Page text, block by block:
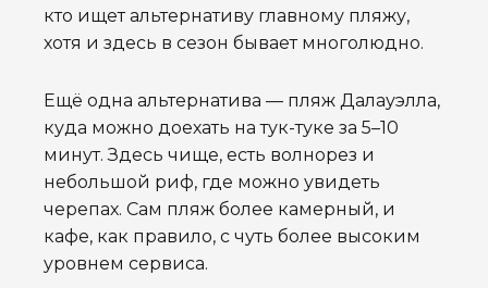
кто ищет альтернативу главному пляжу,
хотя и здесь в сезон бывает многолюдно.
Ещё одна альтернатива — пляж Далауэлла,
куда можно доехать на тук-туке за 5–10
минут. Здесь чище, есть волнорез и
небольшой риф, где можно увидеть
черепах. Сам пляж более камерный, и
кафе, как правило, с чуть более высоким
уровнем сервиса.